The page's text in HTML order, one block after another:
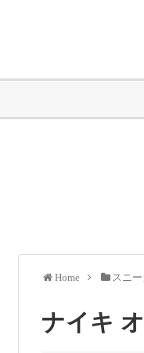
Home スニ
ナイキ